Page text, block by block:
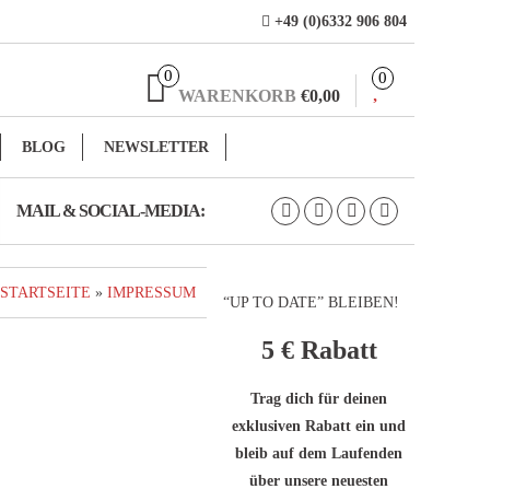
+49 (0)6332 906 804
0
WARENKORB €0,00
0
BLOG NEWSLETTER
MAIL & SOCIAL-MEDIA:
STARTSEITE » IMPRESSUM
“UP TO DATE” BLEIBEN!
5 € Rabatt
Trag dich für deinen
exklusiven Rabatt ein und
bleib auf dem Laufenden
über unsere neuesten